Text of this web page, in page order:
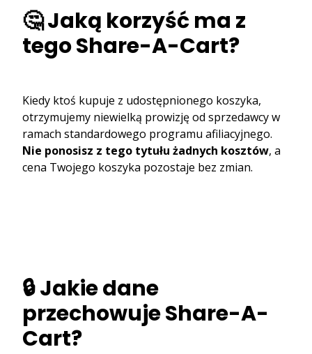
🤔 Jaką korzyść ma z
tego Share-A-Cart?
Kiedy ktoś kupuje z udostępnionego koszyka,
otrzymujemy niewielką prowizję od sprzedawcy w
ramach standardowego programu afiliacyjnego.
Nie ponosisz z tego tytułu żadnych kosztów, a
cena Twojego koszyka pozostaje bez zmian.
🔒 Jakie dane
przechowuje Share-A-
Cart?